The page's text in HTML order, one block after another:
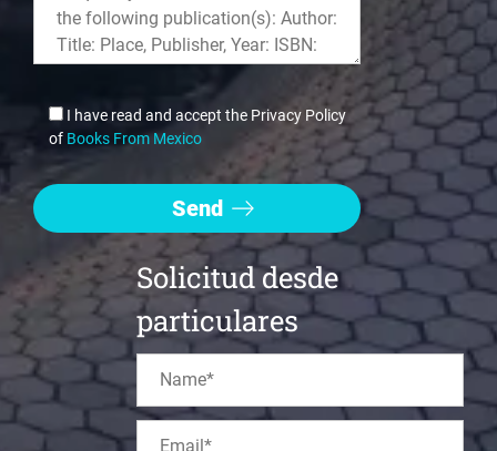
I have read and accept the Privacy Policy
of Books From Mexico
Solicitud desde
particulares